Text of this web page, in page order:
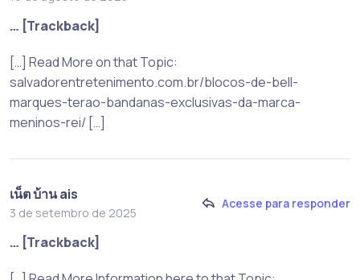
… [Trackback]
[…] Read More on that Topic:
salvadorentretenimento.com.br/blocos-de-bell-
marques-terao-bandanas-exclusivas-da-marca-
meninos-rei/ […]
เน็ต บ้าน ais
3 de setembro de 2025
Acesse para responder
… [Trackback]